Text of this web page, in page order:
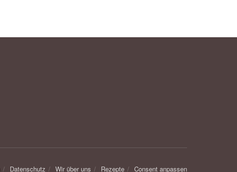
Datenschutz Wir über uns Rezepte Consent anpassen